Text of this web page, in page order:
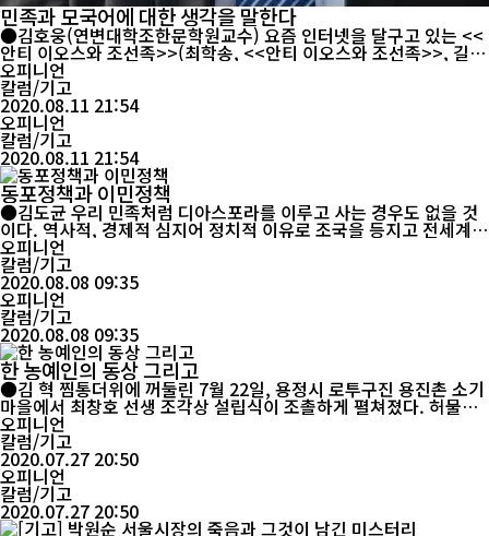
민족과 모국어에 대한 생각을 말한다
●김호웅(연변대학조한문학원교수) 요즘 인터넷을 달구고 있는 <<
안티 이오스와 조선족>>(최학송, <<안티 이오스와 조선족>>, 길림
신문, 2019.3.4.)이란 글과 <<우리말 굳이 배워야 하나>>(대가 숲
을 이룰 때, <<우리 말 굳이 배워야 하나>>, zhixinzhe512.)라는
글을 읽었다. <&...
오피니언
칼럼/기고
2020.08.11 21:54
오피니언
칼럼/기고
2020.08.11 21:54
동포정책과 이민정책
●김도균 우리 민족처럼 디아스포라를 이루고 사는 경우도 없을 것
이다. 역사적, 경제적 심지어 정치적 이유로 조국을 등지고 전세계
곳곳에 흩어져 부평초 같은 삶을 사는 동포가 750만 명에 이른다. 실
무상 동포는 재외국민과 외국국적 동포로 나뉘는데 이는 국적 기준
이다. 이런 배경으로 우리에게 동포정책은 각별한 관심과 포용 나아
가 활용이 필요한 데 해외거주 동포는 외교부에서, 국...
오피니언
칼럼/기고
2020.08.08 09:35
오피니언
칼럼/기고
2020.08.08 09:35
한 농예인의 동상 그리고
●김 혁 찜통더위에 꺼둘린 7월 22일, 용정시 로투구진 용진촌 소기
마을에서 최창호 선생 조각상 설립식이 조촐하게 펼쳐졌다. 허물어
져가던 ‘사과배선조나무기념비’가 보수되었고 최창호 선생의 100년
고택도 다시 손길이 닿아 초옥의 운치를 보이는 가운데 그 고택의 뒤
쪽 언덕배기에 ‘사과배의 선구자’로 정평되는 농예인 최창호 선생의
오피니언
칼럼/기고
2020.07.27 20:50
오피니언
칼럼/기고
2020.07.27 20:50